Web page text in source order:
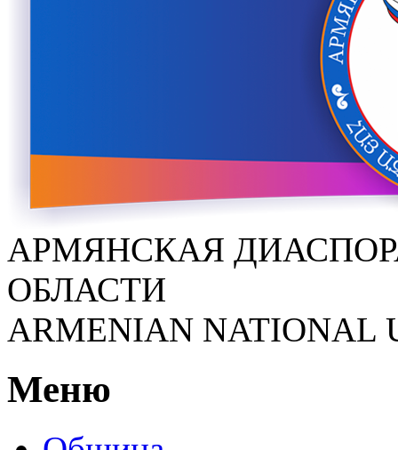
АРМЯНСКАЯ
ОБЛАСТИ
ARMENIAN NATIONAL
Меню